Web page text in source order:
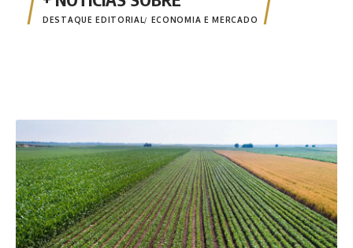
DESTAQUE EDITORIAL ECONOMIA E MERCADO